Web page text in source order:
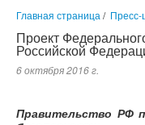
Главная страница / Пресс-
Проект
Российской
6 октября 2016 г.
Правительство РФ